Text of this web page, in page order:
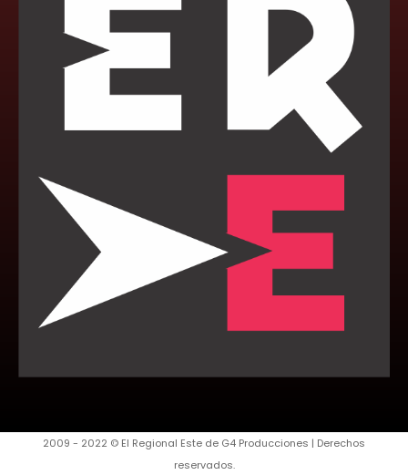
2009 - 2022 © El Regional Este de G4 Producciones | Derechos
reservados.